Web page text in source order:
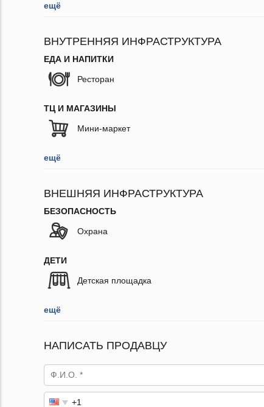
ещё
ВНУТРЕННЯЯ ИНФРАСТРУКТУРА
ЕДА И НАПИТКИ
Ресторан
ТЦ И МАГАЗИНЫ
Мини-маркет
ещё
ВНЕШНЯЯ ИНФРАСТРУКТУРА
БЕЗОПАСНОСТЬ
Охрана
ДЕТИ
Детская площадка
ещё
НАПИСАТЬ ПРОДАВЦУ